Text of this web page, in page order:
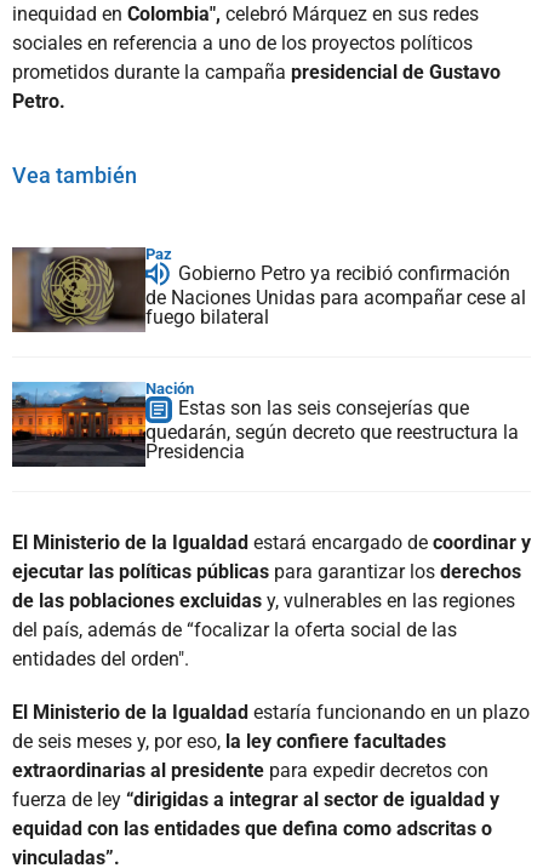
inequidad en Colombia", celebró Márquez en sus redes
sociales en referencia a uno de los proyectos políticos
prometidos durante la campaña presidencial de Gustavo
Petro.
Vea también
Paz
Gobierno Petro ya recibió confirmación
de Naciones Unidas para acompañar cese al
fuego bilateral
Nación
Estas son las seis consejerías que
quedarán, según decreto que reestructura la
Presidencia
El Ministerio de la Igualdad estará encargado de coordinar y
ejecutar las políticas públicas para garantizar los derechos
de las poblaciones excluidas y, vulnerables en las regiones
del país, además de “focalizar la oferta social de las
entidades del orden".
El Ministerio de la Igualdad estaría funcionando en un plazo
de seis meses y, por eso, la ley confiere facultades
extraordinarias al presidente para expedir decretos con
fuerza de ley “dirigidas a integrar al sector de igualdad y
equidad con las entidades que defina como adscritas o
vinculadas”.